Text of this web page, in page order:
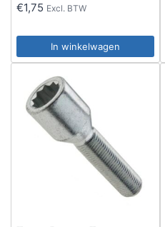
€1,75 Excl. BTW
In winkelwagen